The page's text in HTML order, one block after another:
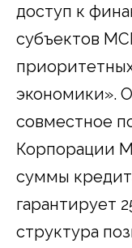
доступ к
субъектов
экономики».
совместное
Корпорации
суммы
гарантирует
структура